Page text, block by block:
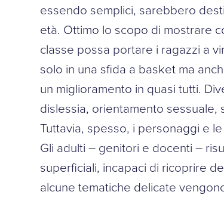
essendo semplici, sarebbero
età. Ottimo lo scopo di mostrare
classe possa portare i ragazzi a
solo in una sfida a basket ma
un miglioramento in quasi tutti.
dislessia, orientamento sessuale,
Tuttavia, spesso, i personaggi e
Gli adulti – genitori e docenti –
superficiali, incapaci di ricoprire
alcune tematiche delicate